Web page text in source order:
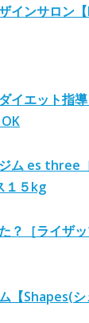
ンサロン【
イエット指
ム es three
１５kg
？［ライザ
【Shapes(シ